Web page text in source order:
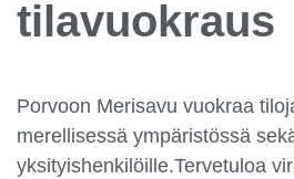
tilavuokraus
Porvoon Merisavu vuokraa
merellisessä ympäristössä
yksityishenkilöille.Tervetuloa